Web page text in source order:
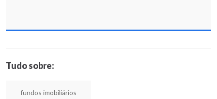
Tudo sobre:
fundos imobiliários